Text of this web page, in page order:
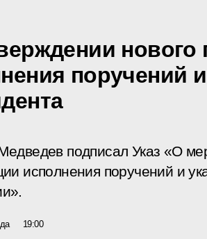
нового
поручений
подписал Указ «О
исполнения поручений и
19:00